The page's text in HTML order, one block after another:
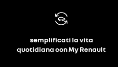
semplificati la vita
quotidiana con My Renault